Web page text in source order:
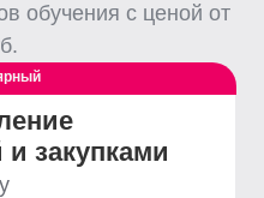
обучения с ценой от
закупками